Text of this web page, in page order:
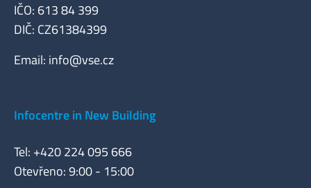
IČO: 613 84 399
DIČ: CZ61384399
Email: info@vse.cz
Infocentre in New Building
Tel: +420 224 095 666
Otevřeno: 9:00 - 15:00